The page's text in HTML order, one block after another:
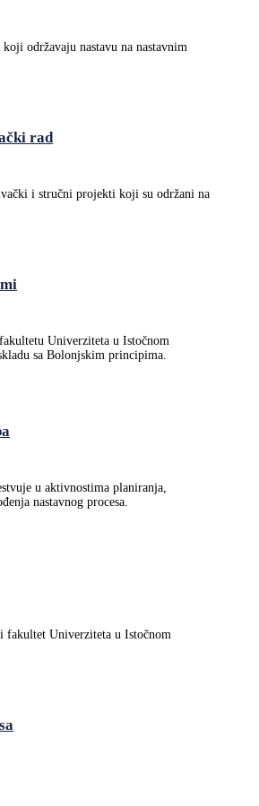
održavaju nastavu na nastavnim
rad
i stručni projekti koji su održani na
Univerziteta u Istočnom
sa Bolonjskim principima.
u aktivnostima planiranja,
nastavnog procesa.
fakultet Univerziteta u Istočnom